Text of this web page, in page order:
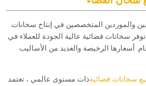
والموردين المتخصصين في إنتاج سخانات
سخانات فضائية عالية الجودة للعملاء في
أسعارها الرخيصة والعديد من الأساليب
سخانات فضائيةذات مستوى عالمي ، تعتمد SIAL